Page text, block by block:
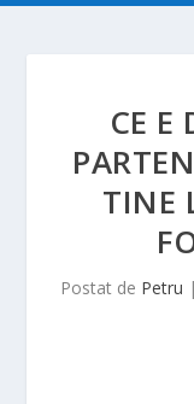
CE E
TINE
Postat de Petru |